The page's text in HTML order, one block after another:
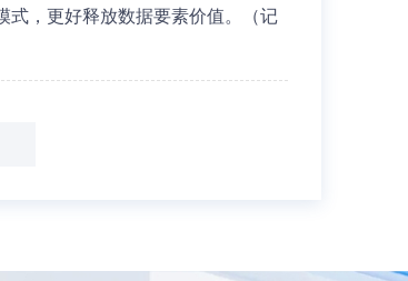
式，更好释放数据要素价值。（记